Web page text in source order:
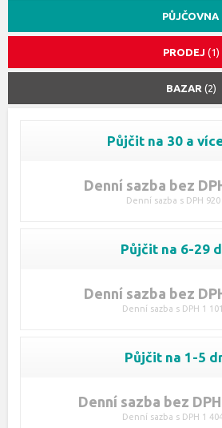
PŮJČOVNA
PRODEJ (1)
BAZAR (2)
Půjčit na 30 a
Denní sazba bez
Denní sazba s DPH 920
Půjčit na 6-29
Denní sazba bez
Denní sazba s DPH 1
Půjčit na 1-5
Denní sazba bez DPH
Denní sazba s DPH 1